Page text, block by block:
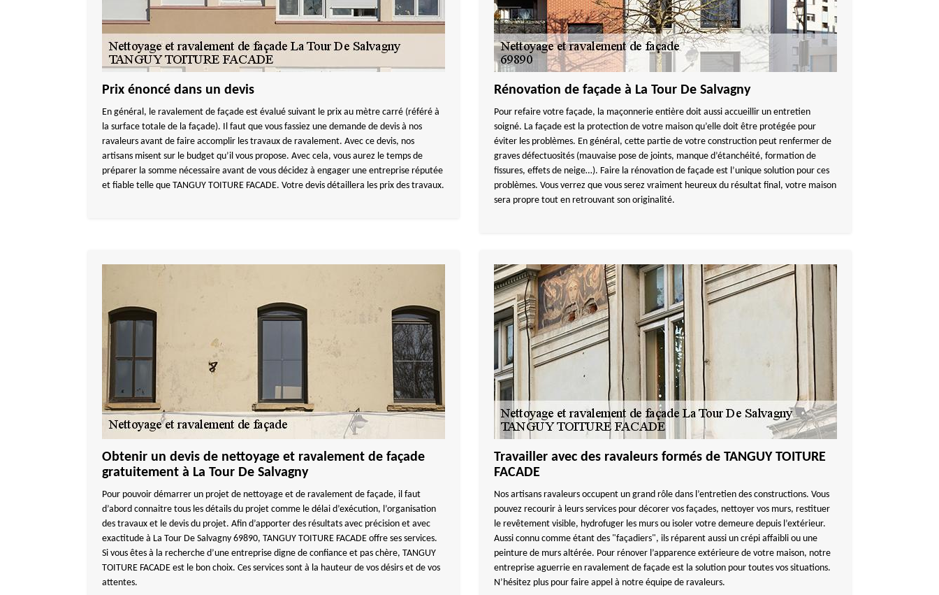
Prix énoncé dans un devis
En général, le ravalement de façade est évalué suivant le prix au mètre carré (référé à
la surface totale de la façade). Il faut que vous fassiez une demande de devis à nos
ravaleurs avant de faire accomplir les travaux de ravalement. Avec ce devis, nos
artisans misent sur le budget qu’il vous propose. Avec cela, vous aurez le temps de
préparer la somme nécessaire avant de vous décidez à engager une entreprise réputée
et fiable telle que TANGUY TOITURE FACADE. Votre devis détaillera les prix des travaux.
Rénovation de façade à La Tour De Salvagny
Pour refaire votre façade, la maçonnerie entière doit aussi accueillir un entretien
soigné. La façade est la protection de votre maison qu’elle doit être protégée pour
éviter les problèmes. En général, cette partie de votre construction peut renfermer de
graves défectuosités (mauvaise pose de joints, manque d’étanchéité, formation de
fissures, effets de neige…). Faire la rénovation de façade est l’unique solution pour ces
problèmes. Vous verrez que vous serez vraiment heureux du résultat final, votre maison
sera propre tout en retrouvant son originalité.
Obtenir un devis de nettoyage et ravalement de façade
gratuitement à La Tour De Salvagny
Pour pouvoir démarrer un projet de nettoyage et de ravalement de façade, il faut
d’abord connaitre tous les détails du projet comme le délai d’exécution, l’organisation
des travaux et le devis du projet. Afin d’apporter des résultats avec précision et avec
exactitude à La Tour De Salvagny 69890, TANGUY TOITURE FACADE offre ses services.
Si vous êtes à la recherche d’une entreprise digne de confiance et pas chère, TANGUY
TOITURE FACADE est le bon choix. Ces services sont à la hauteur de vos désirs et de vos
attentes.
Travailler avec des ravaleurs formés de TANGUY TOITURE
FACADE
Nos artisans ravaleurs occupent un grand rôle dans l’entretien des constructions. Vous
pouvez recourir à leurs services pour décorer vos façades, nettoyer vos murs, restituer
le revêtement visible, hydrofuger les murs ou isoler votre demeure depuis l’extérieur.
Aussi connu comme étant des "façadiers", ils réparent aussi un crépi affaibli ou une
peinture de murs altérée. Pour rénover l’apparence extérieure de votre maison, notre
entreprise aguerrie en ravalement de façade est la solution pour toutes vos situations.
N’hésitez plus pour faire appel à notre équipe de ravaleurs.